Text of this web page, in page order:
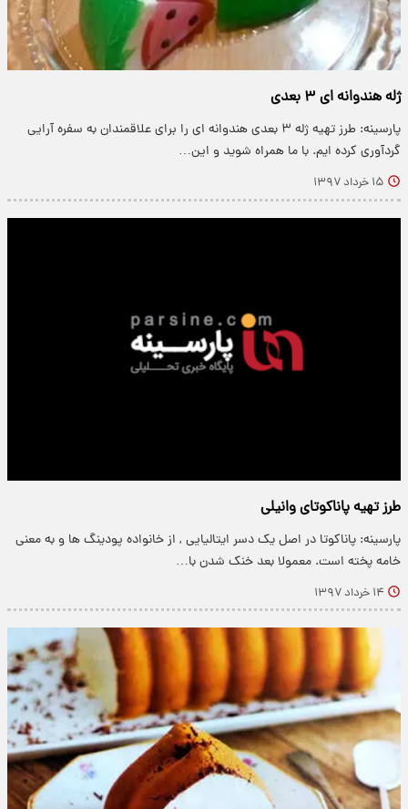
ژله هندوانه ای ۳ بعدی
پارسینه: طرز تهیه ژله ۳ بعدی هندوانه ای را برای علاقمندان به سفره آرایی
گردآوری کرده ایم. با ما همراه شوید و این…
۱۵ خرداد ۱۳۹۷
طرز تهیه پاناکوتای وانیلی
پارسینه: پاناکوتا در اصل یک دسر ایتالیایی , از خانواده پودینگ ها و به معنی
خامه پخته است. معمولا بعد خنک شدن با…
۱۴ خرداد ۱۳۹۷